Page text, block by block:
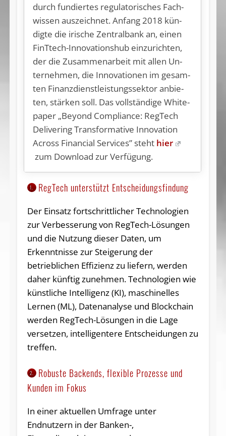
durch fun­dier­tes re­gu­la­to­ri­sches Fach­
wis­sen aus­zeich­net. An­fang 2018 kün­
dig­te die iri­sche Zen­tral­bank an, ei­nen
FinTtech-In­no­va­ti­ons­hub ein­zu­rich­ten,
der die Zu­sam­men­ar­beit mit al­len Un­
ter­neh­men, die In­no­va­tio­nen im ge­sam­
ten Fi­nanz­dienst­leis­tungs­sek­tor an­bie­
ten, stär­ken soll. Das voll­stän­di­ge Whi­te­
pa­per „Bey­ond Com­p­li­an­ce: Reg­Tech
De­li­ver­ing Trans­for­ma­ti­ve In­no­va­ti­on
Across Fi­nan­ci­al Ser­vices” steht hier
zum Download zur Verfügung.
1. RegTech unterstützt Entscheidungsfindung
Der Einsatz fortschrittlicher Technologien
zur Verbesserung von RegTech-Lösungen
und die Nutzung dieser Daten, um
Erkenntnisse zur Steigerung der
betrieblichen Effizienz zu liefern, werden
daher künftig zunehmen. Technologien wie
künstliche Intelligenz (KI), maschinelles
Lernen (ML), Datenanalyse und Blockchain
werden RegTech-Lösungen in die Lage
versetzen, intelligentere Entscheidungen zu
treffen.
2.
Robuste Backends, flexible Prozesse und
Kunden im Fokus
In einer aktuellen Umfrage unter
Endnutzern in der Banken-,